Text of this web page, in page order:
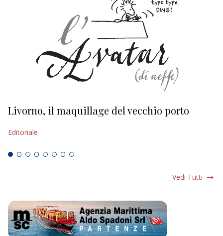
Livorno, il maquillage del vecchio porto
Editoriale
Vedi Tutti